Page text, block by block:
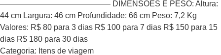
—————————————— DIMENSÕES E PESO: Altura:
44 cm Largura: 46 cm Profundidade: 66 cm Peso: 7,2 Kg
Valores: R$ 80 para 3 dias R$ 100 para 7 dias R$ 150 para 15
dias R$ 180 para 30 dias
Categoria: Itens de viagem